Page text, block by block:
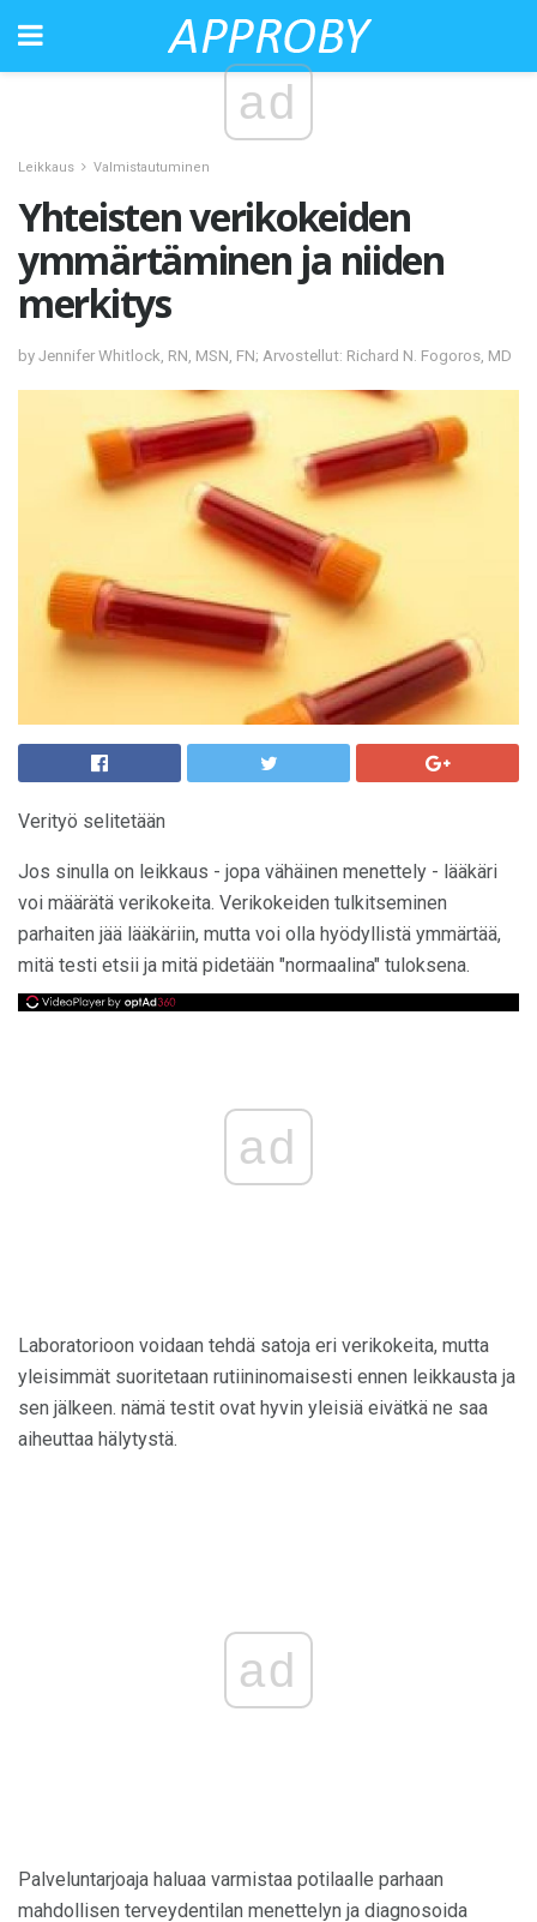
ad
Leikkaus Valmistautuminen
Yhteisten verikokeiden
ymmärtäminen ja niiden
merkitys
by Jennifer Whitlock, RN, MSN, FN; Arvostellut: Richard N. Fogoros, MD
Verityö selitetään
Jos sinulla on leikkaus - jopa vähäinen menettely - lääkäri
voi määrätä verikokeita. Verikokeiden tulkitseminen
parhaiten jää lääkäriin, mutta voi olla hyödyllistä ymmärtää,
mitä testi etsii ja mitä pidetään "normaalina" tuloksena.
ad
Laboratorioon voidaan tehdä satoja eri verikokeita, mutta
yleisimmät suoritetaan rutiininomaisesti ennen leikkausta ja
sen jälkeen. nämä testit ovat hyvin yleisiä eivätkä ne saa
aiheuttaa hälytystä.
ad
Palveluntarjoaja haluaa varmistaa potilaalle parhaan
mahdollisen terveydentilan menettelyn ja diagnosoida